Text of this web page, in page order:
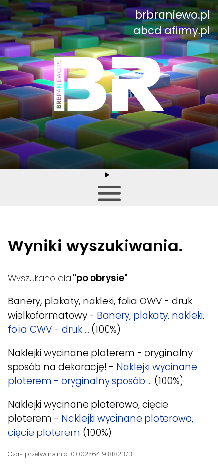
brbraniewo.pl
abcdlafirmy.pl
Wyniki wyszukiwania.
Wyszukano dla "po obrysie"
Banery, plakaty, nakleki, folia OWV - druk
wielkoformatowy - Banery, plakaty, nakleki,
folia OWV - druk ... (100%)
Naklejki wycinane ploterem - oryginalny
sposób na dekorację! - Naklejki wycinane
ploterem - oryginalny sposób ... (100%)
Naklejki wycinane ploterowo, cięcie
ploterem - Naklejki wycinane ploterowo,
cięcie ploterem (100%)
Czas przetwarzania: 0.0025641918182373